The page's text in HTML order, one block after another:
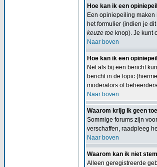
Hoe kan ik een
Een opiniepeiling
het formulier (indien je
keuze toe knop). Je kunt
Naar boven
Hoe kan ik een
Net als bij een bericht
bericht in de topic
moderators of
Naar boven
Waarom krijg ik geen
Sommige forums zijn
verschaffen, raadpleeg
Naar boven
Waarom kan ik niet
Alleen geregistreerde